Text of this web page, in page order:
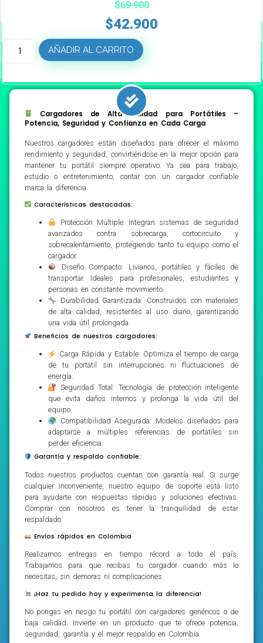
$69.900
$42.900
AÑADIR AL CARRITO
Cargadores de Alta Calidad para Portátiles –
Potencia, Seguridad y Confianza en Cada Carga
Nuestros cargadores están diseñados para ofrecer el máximo
rendimiento y seguridad, convirtiéndose en la mejor opción para
mantener tu portátil siempre operativo. Ya sea para trabajo,
estudio o entretenimiento, contar con un cargador confiable
marca la diferencia.
Características destacadas:
Protección Múltiple: Integran sistemas de seguridad
avanzados contra sobrecarga, cortocircuito y
sobrecalentamiento, protegiendo tanto tu equipo como el
cargador.
Diseño Compacto: Livianos, portátiles y fáciles de
transportar. Ideales para profesionales, estudiantes y
personas en constante movimiento.
Durabilidad Garantizada: Construidos con materiales
de alta calidad, resistentes al uso diario, garantizando
una vida útil prolongada.
Beneficios de nuestros cargadores:
Carga Rápida y Estable: Optimiza el tiempo de carga
de tu portátil sin interrupciones ni fluctuaciones de
energía.
Seguridad Total: Tecnología de protección inteligente
que evita daños internos y prolonga la vida útil del
equipo.
Compatibilidad Asegurada: Modelos diseñados para
adaptarse a múltiples referencias de portátiles sin
perder eficiencia.
Garantía y respaldo confiable:
Todos nuestros productos cuentan con garantía real. Si surge
cualquier inconveniente, nuestro equipo de soporte está listo
para ayudarte con respuestas rápidas y soluciones efectivas.
Comprar con nosotros es tener la tranquilidad de estar
respaldado.
Envíos rápidos en Colombia
Realizamos entregas en tiempo récord a todo el país.
Trabajamos para que recibas tu cargador cuando más lo
necesitas, sin demoras ni complicaciones.
¡Haz tu pedido hoy y experimenta la diferencia!
No pongas en riesgo tu portátil con cargadores genéricos o de
baja calidad. Invierte en un producto que te ofrece potencia,
seguridad, garantía y el mejor respaldo en Colombia.